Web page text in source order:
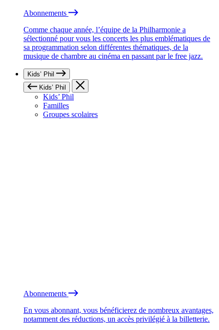
Abonnements
Comme chaque année, l’équipe de la Philharmonie a
sélectionné pour vous les concerts les plus emblématiques de
sa programmation selon différentes thématiques, de la
musique de chambre au cinéma en passant par le free jazz.
Kids’ Phil
Kids’ Phil
Kids’ Phil
Familles
Groupes scolaires
Abonnements
En vous abonnant, vous bénéficierez de nombreux avantages,
notamment des réductions, un accès privilégié à la billetterie.